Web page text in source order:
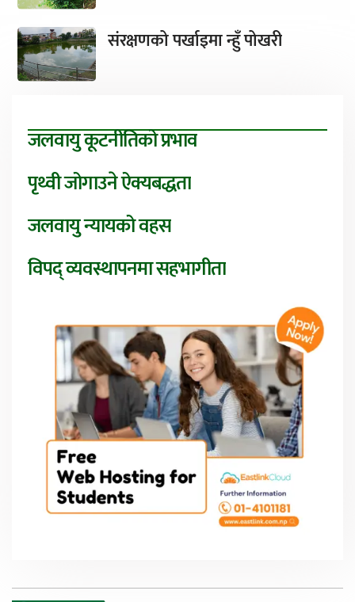
संरक्षणको पर्खाइमा न्हुँ पोखरी
जलवायु कूटनीतिको प्रभाव
पृथ्वी जोगाउने ऐक्यबद्धता
जलवायु न्यायको वहस
विपद् व्यवस्थापनमा सहभागीता